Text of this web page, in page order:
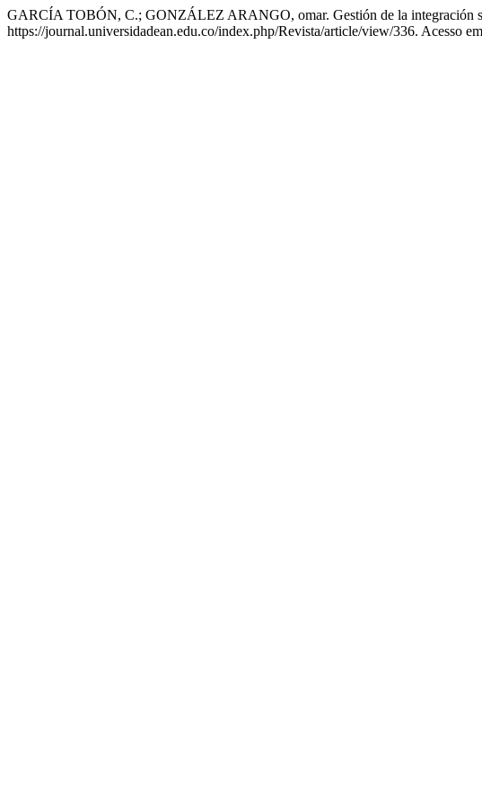
GARCÍA TOBÓN, C.; GONZÁLEZ ARANGO, omar. Gestión de la integración
https://journal.universidadean.edu.co/index.php/Revista/article/view/336. Acesso